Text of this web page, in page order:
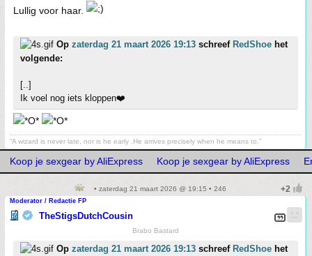
Lullig voor haar.
Op zaterdag 21 maart 2026 19:13 schreef RedShoe het
volgende:
[..]
Ik voel nog iets kloppen❤️
“A wizard is never late, nor is he early .He arrives precisely when he means to.”
Koop je sexgear by AliExpress Koop je sexgear by AliExpress
• zaterdag 21 maart 2026 @ 19:15 • 246
Moderator / Redactie FP
TheStigsDutchCousin
Brabo Bastard
Op zaterdag 21 maart 2026 19:13 schreef RedShoe het